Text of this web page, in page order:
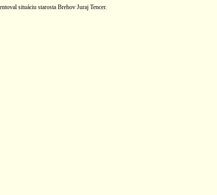
situáciu starosta Brehov Juraj Tencer.